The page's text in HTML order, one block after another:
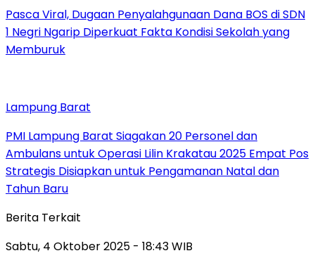
Pasca Viral, Dugaan Penyalahgunaan Dana BOS di SDN
1 Negri Ngarip Diperkuat Fakta Kondisi Sekolah yang
Memburuk
Lampung Barat
PMI Lampung Barat Siagakan 20 Personel dan
Ambulans untuk Operasi Lilin Krakatau 2025 Empat Pos
Strategis Disiapkan untuk Pengamanan Natal dan
Tahun Baru
Berita Terkait
Sabtu, 4 Oktober 2025 - 18:43 WIB